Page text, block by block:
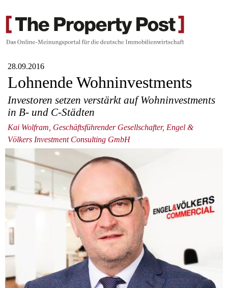
28.09.2016
Lohnende Wohninvestments
Investoren setzen verstärkt auf Wohninvestments
in B- und C-Städten
Kai Wolfram, Geschäftsführender Gesellschafter, Engel &
Völkers Investment Consulting GmbH